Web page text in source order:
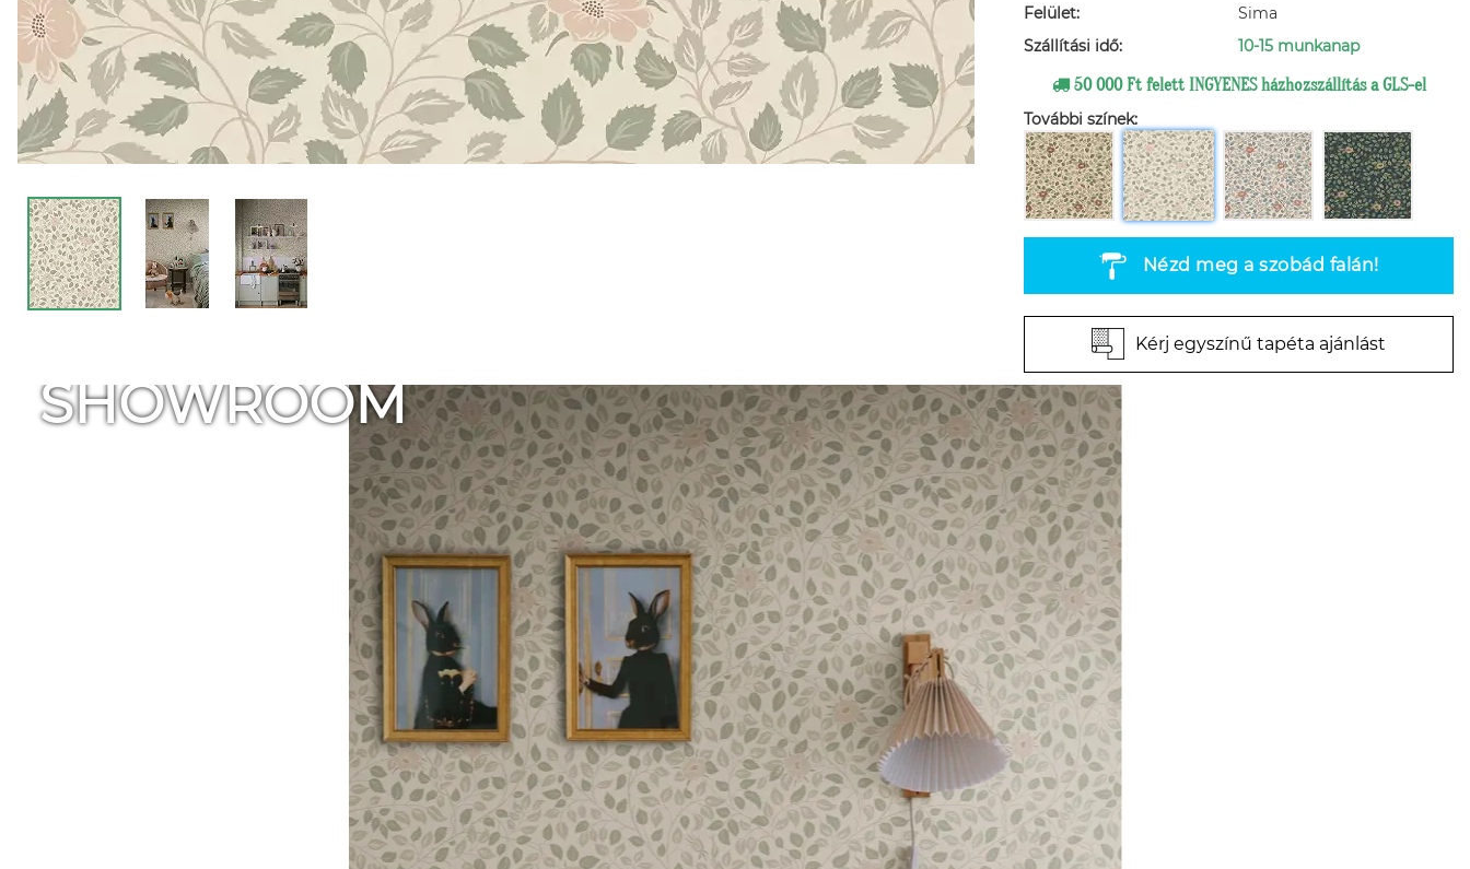
Felület:
Sima
Szállítási idő:
10-15 munkanap
50 000 Ft felett INGYENES házhozszállítás a GLS-el
További színek:
Nézd meg a szobád falán!
Kérj egyszínű tapéta ajánlást
SHOWROOM